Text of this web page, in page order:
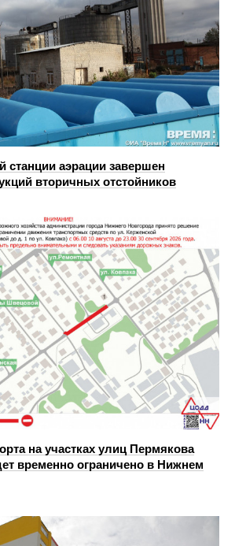
станции аэрации завершен
вторичных отстойников
на участках улиц Пермякова
временно ограничено в Нижнем